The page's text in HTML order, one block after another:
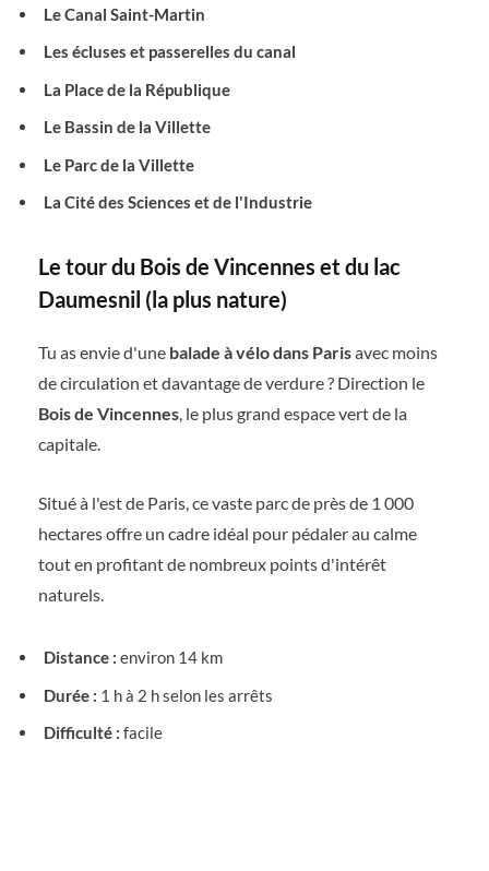
Le Canal Saint-Martin
Les écluses et passerelles du canal
La Place de la République
Le Bassin de la Villette
Le Parc de la Villette
La Cité des Sciences et de l'Industrie
Le tour du Bois de Vincennes et du lac
Daumesnil (la plus nature)
Tu as envie d'une balade à vélo dans Parisavec moins
de circulation et davantage de verdure ? Direction le
Bois de Vincennes, le plus grand espace vert de la
capitale.
Situé à l'est de Paris, ce vaste parc de près de 1 000
hectares offre un cadre idéal pour pédaler au calme
tout en profitant de nombreux points d'intérêt
naturels.
Distance : environ 14 km
Durée : 1 h à 2 h selon les arrêts
Difficulté : facile